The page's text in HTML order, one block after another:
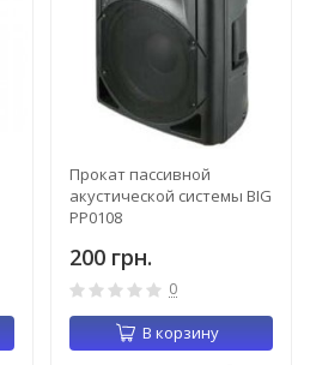
Прокат пассивной
акустической системы BIG
PP0108
200 грн.
0
В корзину